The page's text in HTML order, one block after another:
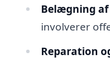
Belægning
involverer
Reparation